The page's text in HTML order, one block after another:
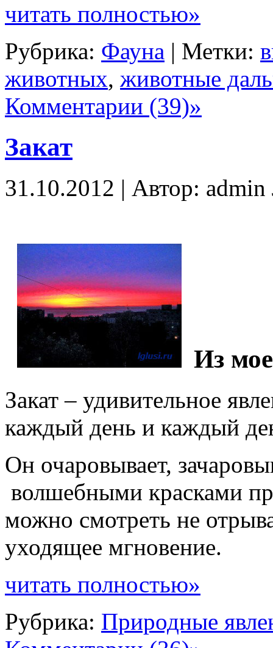
читать полностью»
Рубрика: Фауна | Метки:
животных, животные
Комментарии (39)»
Закат
31.10.2012 | Автор:
Из
Закат – удивительное
каждый день и каждый
Он очаровывает,
волшебными красками
можно смотреть не
уходящее мгновение.
читать полностью»
Рубрика: Природные